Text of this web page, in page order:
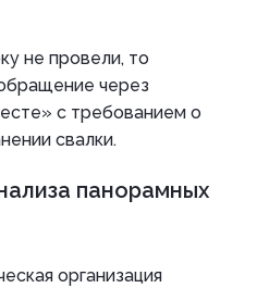
не провели, то
через
с требованием о
свалки.
панорамных
организация